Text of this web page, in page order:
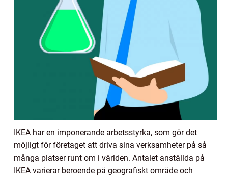
IKEA har en imponerande arbetsstyrka, som gör det
möjligt för företaget att driva sina verksamheter på så
många platser runt om i världen. Antalet anställda på
IKEA varierar beroende på geografiskt område och